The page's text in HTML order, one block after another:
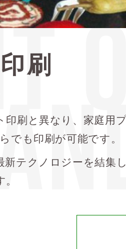
刷
刷と異なり、家庭用
でも印刷が可能です。
テクノロジーを結集